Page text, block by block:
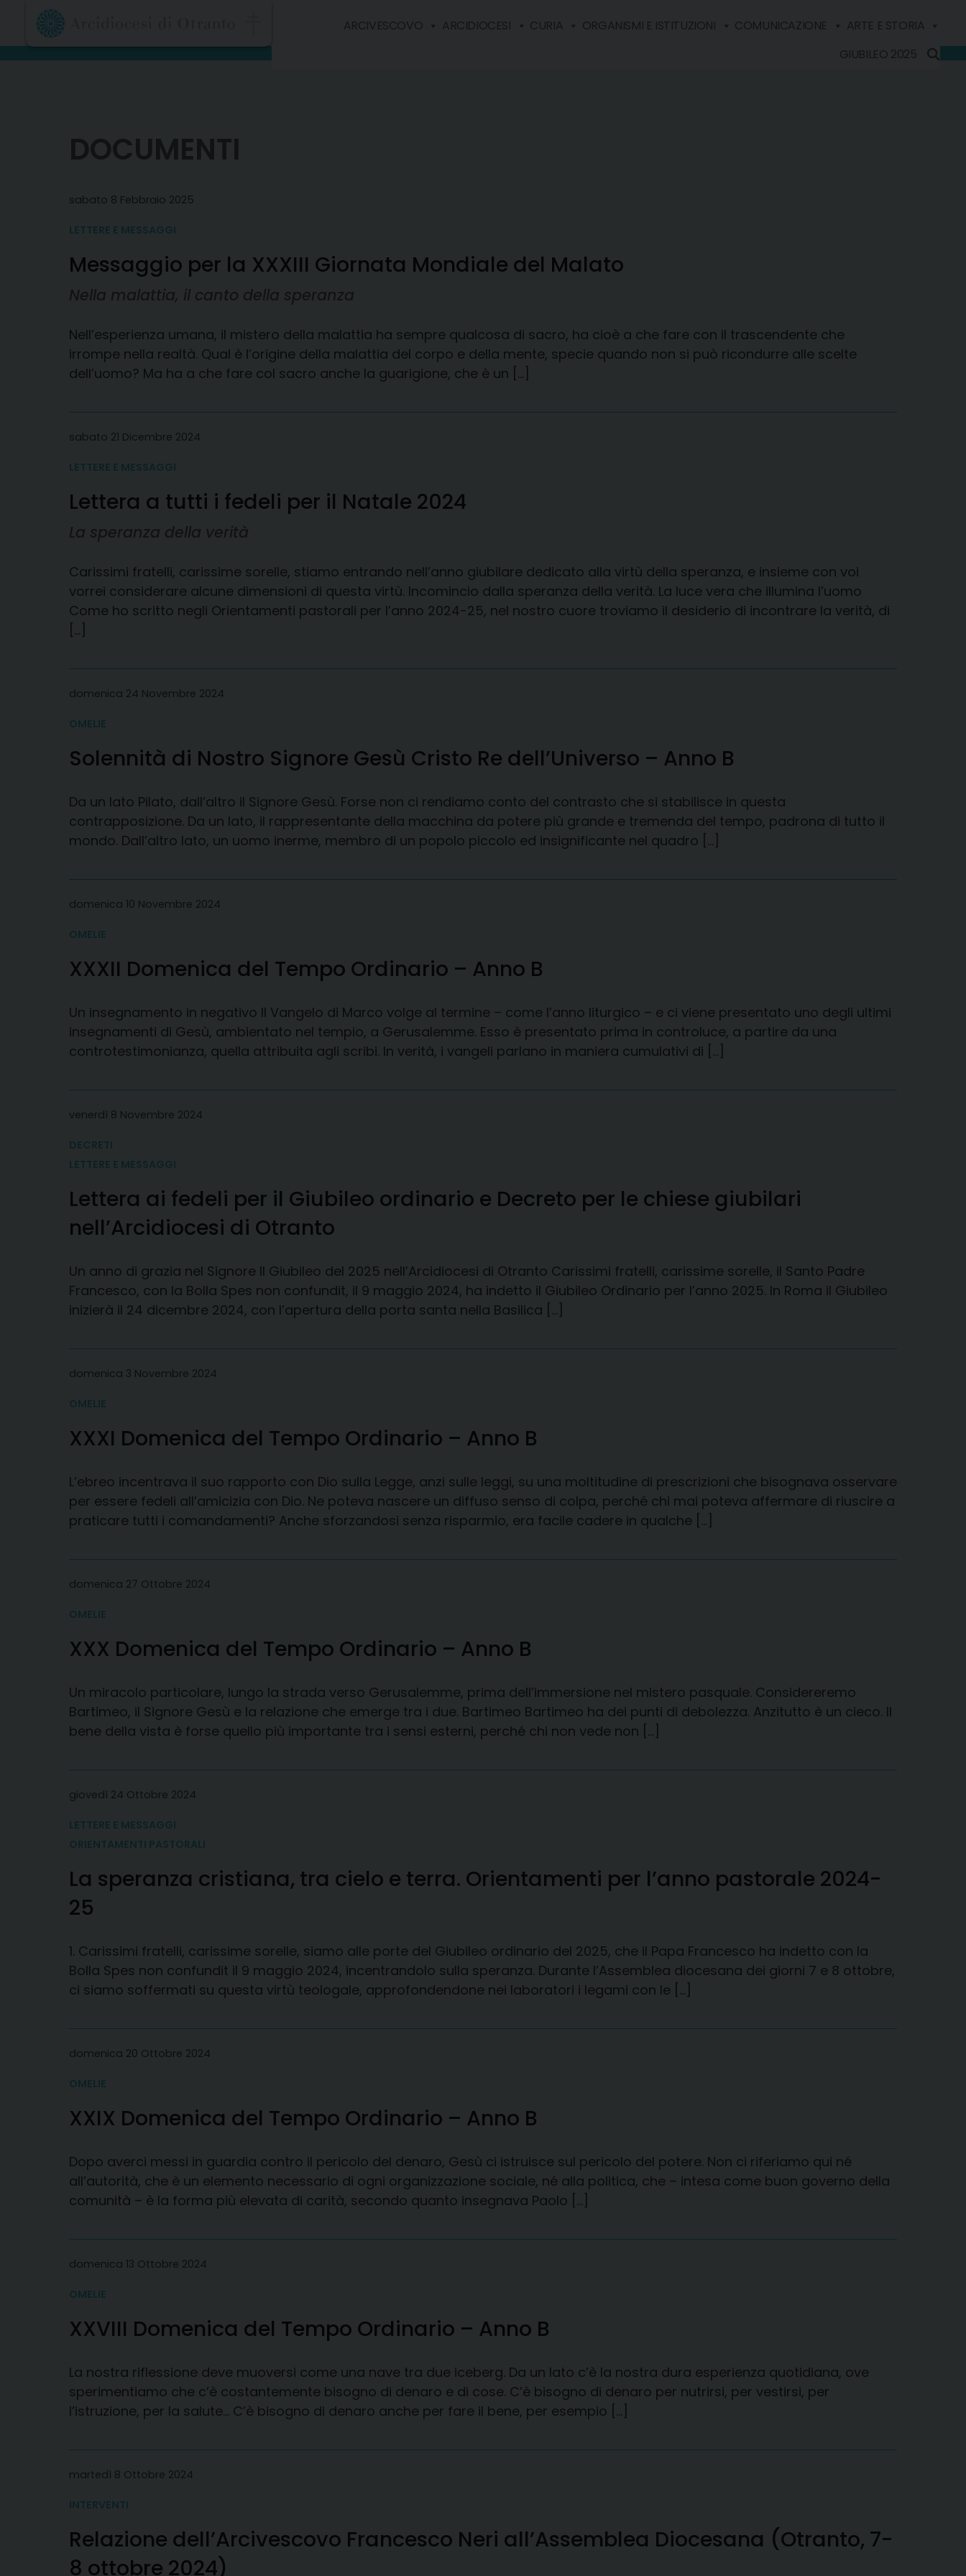
content
ARCIVESCOVO ARCIDIOCESI CURIA ORGANISMI E ISTITUZIONI COMUNICAZIONE
ARTE E STORIA
GIUBILEO 2025
DOCUMENTI
sabato 8 Febbraio 2025
LETTERE E MESSAGGI
Messaggio per la XXXIII Giornata Mondiale del Malato
Nella malattia, il canto della speranza
Nell’esperienza umana, il mistero della malattia ha sempre qualcosa di sacro, ha cioè a che fare con il trascendente che
irrompe nella realtà. Qual è l’origine della malattia del corpo e della mente, specie quando non si può ricondurre alle scelte
dell’uomo? Ma ha a che fare col sacro anche la guarigione, che è un […]
sabato 21 Dicembre 2024
LETTERE E MESSAGGI
Lettera a tutti i fedeli per il Natale 2024
La speranza della verità
Carissimi fratelli, carissime sorelle, stiamo entrando nell’anno giubilare dedicato alla virtù della speranza, e insieme con voi
vorrei considerare alcune dimensioni di questa virtù. Incomincio dalla speranza della verità. La luce vera che illumina l’uomo
Come ho scritto negli Orientamenti pastorali per l’anno 2024-25, nel nostro cuore troviamo il desiderio di incontrare la verità, di
[…]
domenica 24 Novembre 2024
OMELIE
Solennità di Nostro Signore Gesù Cristo Re dell’Universo – Anno B
Da un Iato Pilato, dall’altro il Signore Gesù. Forse non ci rendiamo conto del contrasto che si stabilisce in questa
contrapposizione. Da un lato, il rappresentante della macchina da potere più grande e tremenda del tempo, padrona di tutto il
mondo. Dall’altro lato, un uomo inerme, membro di un popolo piccolo ed insignificante nel quadro […]
domenica 10 Novembre 2024
OMELIE
XXXII Domenica del Tempo Ordinario – Anno B
Un insegnamento in negativo Il Vangelo di Marco volge al termine – come l’anno liturgico – e ci viene presentato uno degli ultimi
insegnamenti di Gesù, ambientato nel tempio, a Gerusalemme. Esso è presentato prima in controluce, a partire da una
controtestimonianza, quella attribuita agli scribi. In verità, i vangeli parlano in maniera cumulativi di […]
venerdì 8 Novembre 2024
DECRETI
LETTERE E MESSAGGI
Lettera ai fedeli per il Giubileo ordinario e Decreto per le chiese giubilari
nell’Arcidiocesi di Otranto
Un anno di grazia nel Signore Il Giubileo del 2025 nell’Arcidiocesi di Otranto Carissimi fratelli, carissime sorelle, il Santo Padre
Francesco, con la Bolla Spes non confundit, il 9 maggio 2024, ha indetto il Giubileo Ordinario per l’anno 2025. In Roma il Giubileo
inizierà il 24 dicembre 2024, con l’apertura della porta santa nella Basilica […]
domenica 3 Novembre 2024
OMELIE
XXXI Domenica del Tempo Ordinario – Anno B
L’ebreo incentrava il suo rapporto con Dio sulla Legge, anzi sulle leggi, su una moltitudine di prescrizioni che bisognava osservare
per essere fedeli all’amicizia con Dio. Ne poteva nascere un diffuso senso di colpa, perché chi mai poteva affermare di riuscire a
praticare tutti i comandamenti? Anche sforzandosi senza risparmio, era facile cadere in qualche […]
domenica 27 Ottobre 2024
OMELIE
XXX Domenica del Tempo Ordinario – Anno B
Un miracolo particolare, lungo la strada verso Gerusalemme, prima dell’immersione nel mistero pasquale. Considereremo
Bartimeo, il Signore Gesù e la relazione che emerge tra i due. Bartimeo Bartimeo ha dei punti di debolezza. Anzitutto è un cieco. Il
bene della vista è forse quello più importante tra i sensi esterni, perché chi non vede non […]
giovedì 24 Ottobre 2024
LETTERE E MESSAGGI
ORIENTAMENTI PASTORALI
La speranza cristiana, tra cielo e terra. Orientamenti per l’anno pastorale 2024-
25
1. Carissimi fratelli, carissime sorelle, siamo alle porte del Giubileo ordinario del 2025, che il Papa Francesco ha indetto con la
Bolla Spes non confundit il 9 maggio 2024, incentrandolo sulla speranza. Durante l’Assemblea diocesana dei giorni 7 e 8 ottobre,
ci siamo soffermati su questa virtù teologale, approfondendone nei laboratori i legami con le […]
domenica 20 Ottobre 2024
OMELIE
XXIX Domenica del Tempo Ordinario – Anno B
Dopo averci messi in guardia contro il pericolo del denaro, Gesù ci istruisce sul pericolo del potere. Non ci riferiamo qui né
all’autorità, che è un elemento necessario di ogni organizzazione sociale, né alla politica, che – intesa come buon governo della
comunità – è la forma più elevata di carità, secondo quanto insegnava Paolo […]
domenica 13 Ottobre 2024
OMELIE
XXVIII Domenica del Tempo Ordinario – Anno B
La nostra riflessione deve muoversi come una nave tra due iceberg. Da un lato c’è la nostra dura esperienza quotidiana, ove
sperimentiamo che c’è costantemente bisogno di denaro e di cose. C’è bisogno di denaro per nutrirsi, per vestirsi, per
l’istruzione, per la salute… C’è bisogno di denaro anche per fare il bene, per esempio […]
martedì 8 Ottobre 2024
INTERVENTI
Relazione dell’Arcivescovo Francesco Neri all’Assemblea Diocesana (Otranto, 7-
8 ottobre 2024)